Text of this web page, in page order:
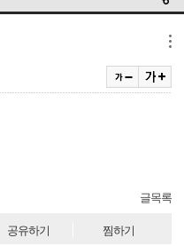
글목록
공유하기 찜하기